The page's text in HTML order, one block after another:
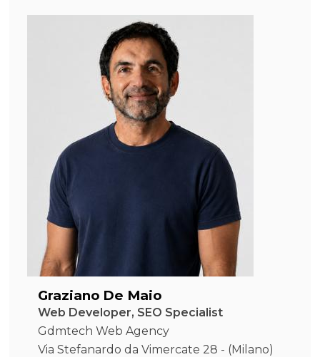
Graziano De Maio
Web Developer, SEO Specialist
Gdmtech Web Agency
Via Stefanardo da Vimercate 28 - (Milano)